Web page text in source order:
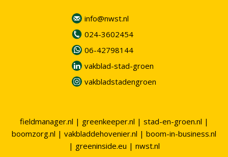
info@nwst.nl
024-3602454
06-42798144
vakblad-stad-groen
vakbladstadengroen
fieldmanager.nl | greenkeeper.nl | stad-en-groen.nl |
boomzorg.nl | vakbladdehovenier.nl | boom-in-business.nl
| greeninside.eu | nwst.nl